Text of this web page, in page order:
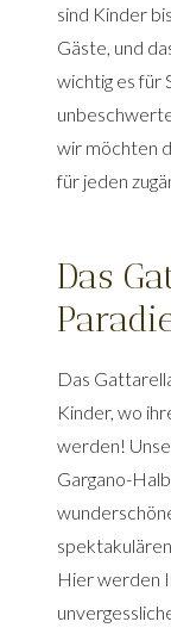
sind Kinder
Gäste, und
wichtig es für
wir möchten
für jeden
Das
Das
Kinder, wo
werden!
Gargano-
Hier werden